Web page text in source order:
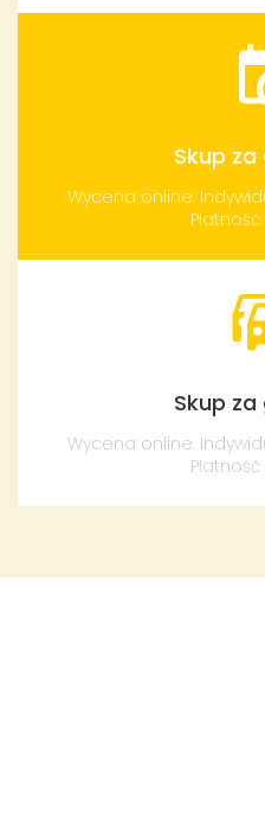
Skup
Wycena online.
Skup
Wycena online.